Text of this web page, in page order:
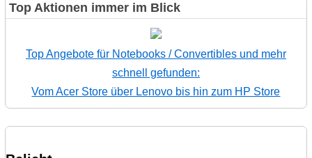
Top Aktionen immer im Blick
Top Angebote für Notebooks / Convertibles und mehr
schnell gefunden:
Vom Acer Store über Lenovo bis hin zum HP Store